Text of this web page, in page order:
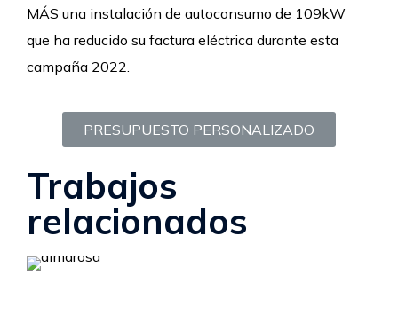
MÁS una instalación de autoconsumo de 109kW
que ha reducido su factura eléctrica durante esta
campaña 2022.
PRESUPUESTO PERSONALIZADO
Trabajos
relacionados